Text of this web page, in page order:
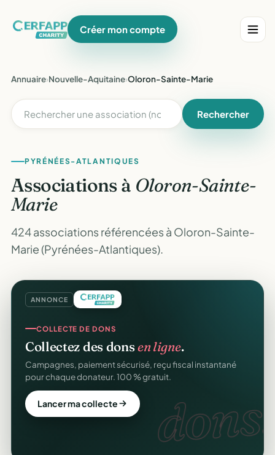
Créer mon compte
Annuaire›Nouvelle-Aquitaine›Oloron-Sainte-Marie
Rechercher
PYRÉNÉES-ATLANTIQUES
Associations à Oloron-Sainte-
Marie
424 associations référencées à Oloron-Sainte-
Marie (Pyrénées-Atlantiques).
ANNONCE
dons.
COLLECTE DE DONS
Collectez des donsen ligne.
Campagnes, paiement sécurisé, reçu fiscal instantané
pour chaque donateur. 100 % gratuit.
Lancer ma collecte